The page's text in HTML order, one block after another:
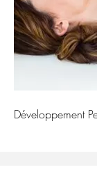
Développement